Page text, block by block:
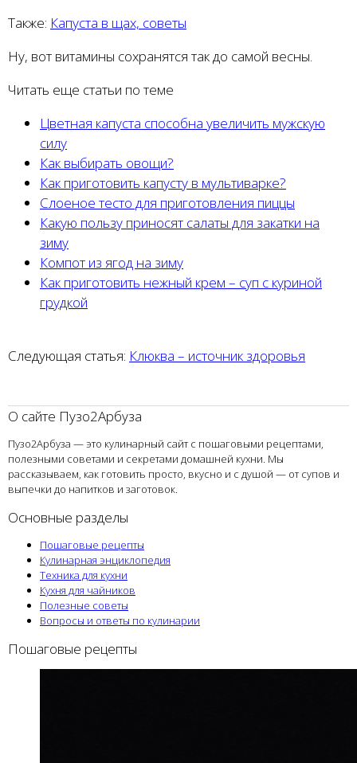
Также: Капуста в щах, советы
Ну, вот витамины сохранятся так до самой весны.
Читать еще статьи по теме
Цветная капуста способна увеличить мужскую
силу
Как выбирать овощи?
Как приготовить капусту в мультиварке?
Слоеное тесто для приготовления пиццы
Какую пользу приносят салаты для закатки на
зиму
Компот из ягод на зиму
Как приготовить нежный крем – суп с куриной
грудкой
Следующая статья: Клюква – источник здоровья
О сайте Пузо2Арбуза
Пузо2Арбуза — это кулинарный сайт с пошаговыми рецептами,
полезными советами и секретами домашней кухни. Мы
рассказываем, как готовить просто, вкусно и с душой — от супов и
выпечки до напитков и заготовок.
Основные разделы
Пошаговые рецепты
Кулинарная энциклопедия
Техника для кухни
Кухня для чайников
Полезные советы
Вопросы и ответы по кулинарии
Пошаговые рецепты